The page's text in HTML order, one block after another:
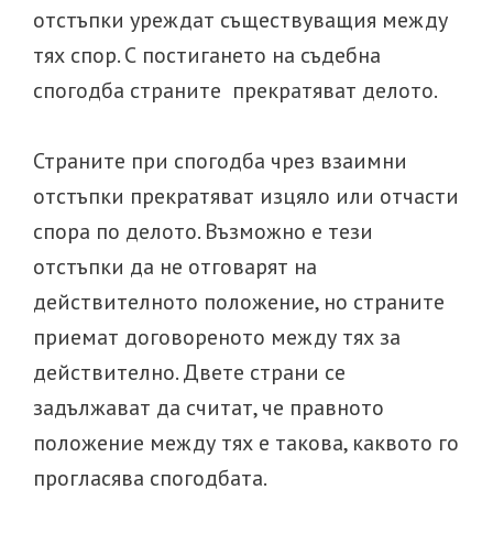
отстъпки уреждат съществуващия между
тях спор. С постигането на съдебна
спогодба страните прекратяват делото.
Страните при спогодба чрез взаимни
отстъпки прекратяват изцяло или отчасти
спора по делото. Възможно е тези
отстъпки да не отговарят на
действителното положение, но страните
приемат договореното между тях за
действително. Двете страни се
задължават да считат, че правното
положение между тях е такова, каквото го
прогласява спогодбата.